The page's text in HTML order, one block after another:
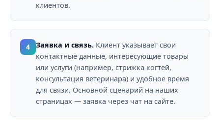
клиентов.
4 Заявка и связь. Клиент указывает свои
контактные данные, интересующие товары
или услуги (например, стрижка когтей,
консультация ветеринара) и удобное время
для связи. Основной сценарий на наших
страницах — заявка через чат на сайте.